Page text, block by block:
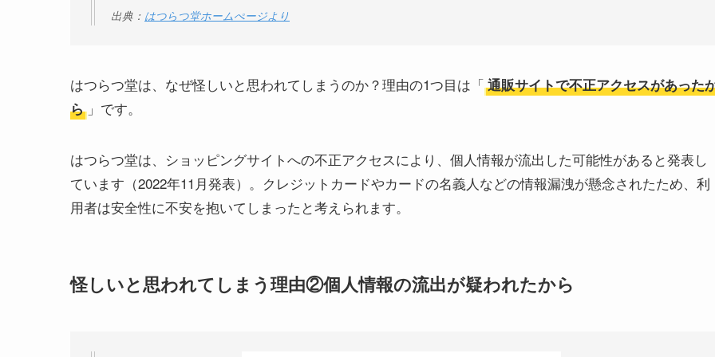
出典： はつらつ堂ホームぺージより
はつらつ堂は、なぜ怪しいと思われてしまうのか？理由の1つ目は「 通販サイトで不正アクセスがあった
ら 」です。
はつらつ堂は、ショッピングサイトへの不正アクセスにより、個人情報が流出した可能性があると発表し
ています（2022年11月発表）。クレジットカードやカードの名義人などの情報漏洩が懸念されたため、利
用者は安全性に不安を抱いてしまったと考えられます。
怪しいと思われてしまう理由②個人情報の流出が疑われたから